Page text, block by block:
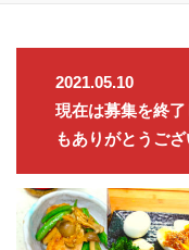
問い合わせ
2021.05.10
現在は募集を終
もありがとうござ